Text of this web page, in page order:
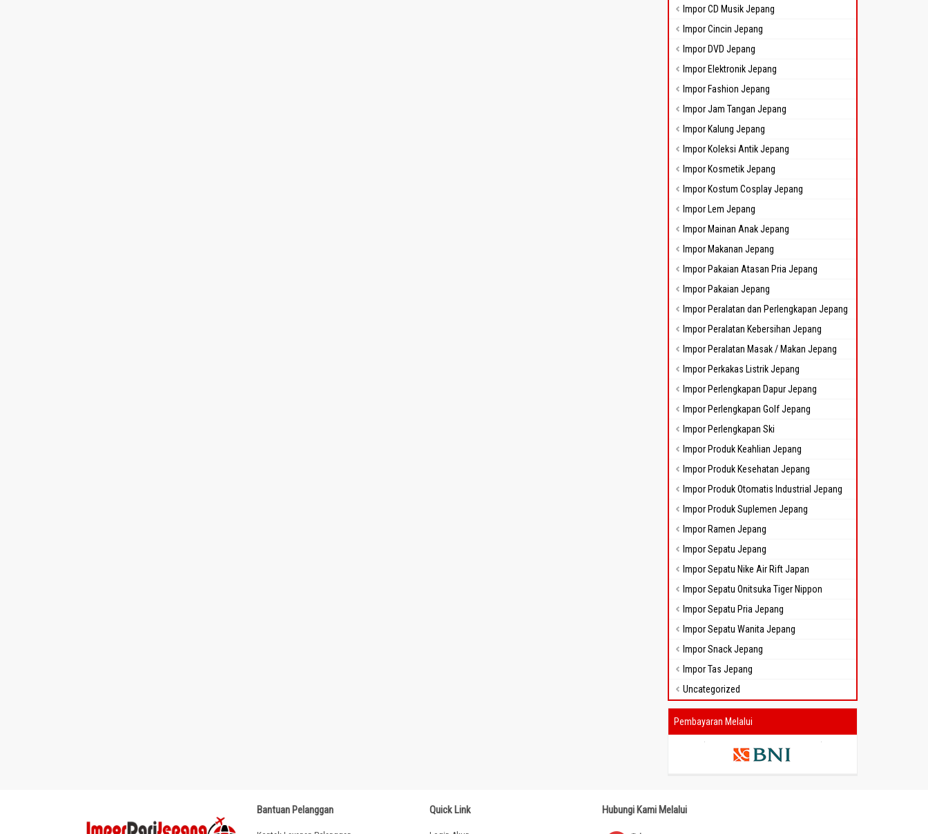
Impor CD Musik Jepang
Impor Cincin Jepang
Impor DVD Jepang
Impor Elektronik Jepang
Impor Fashion Jepang
Impor Jam Tangan Jepang
Impor Kalung Jepang
Impor Koleksi Antik Jepang
Impor Kosmetik Jepang
Impor Kostum Cosplay Jepang
Impor Lem Jepang
Impor Mainan Anak Jepang
Impor Makanan Jepang
Impor Pakaian Atasan Pria Jepang
Impor Pakaian Jepang
Impor Peralatan dan Perlengkapan Jepang
Impor Peralatan Kebersihan Jepang
Impor Peralatan Masak / Makan Jepang
Impor Perkakas Listrik Jepang
Impor Perlengkapan Dapur Jepang
Impor Perlengkapan Golf Jepang
Impor Perlengkapan Ski
Impor Produk Keahlian Jepang
Impor Produk Kesehatan Jepang
Impor Produk Otomatis Industrial Jepang
Impor Produk Suplemen Jepang
Impor Ramen Jepang
Impor Sepatu Jepang
Impor Sepatu Nike Air Rift Japan
Impor Sepatu Onitsuka Tiger Nippon
Impor Sepatu Pria Jepang
Impor Sepatu Wanita Jepang
Impor Snack Jepang
Impor Tas Jepang
Uncategorized
Pembayaran Melalui
Bantuan Pelanggan Quick Link Hubungi Kami Melalui